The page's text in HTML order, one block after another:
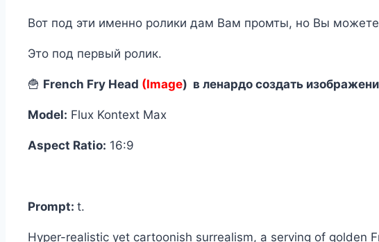
Вот под эти именно ролики дам Вам промты, но Вы можете
Это под первый ролик.
🍟 French Fry Head (Image) в ленардо создать
Model: Flux Kontext Max
Aspect Ratio: 16:9
Prompt: t.
Hyper-realistic yet cartoonish surrealism, a serving of golden